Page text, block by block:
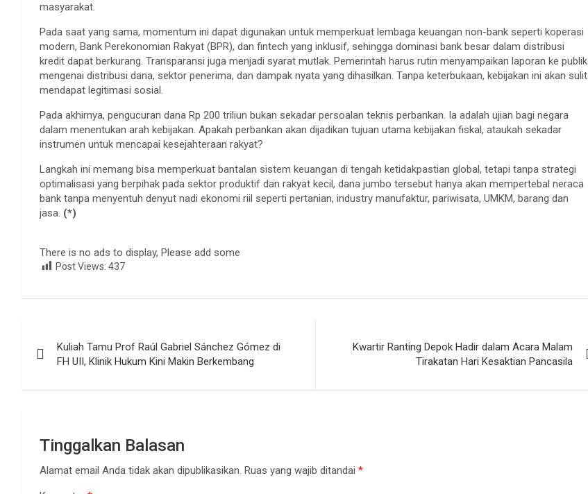
masyarakat.
Pada saat yang sama, momentum ini dapat digunakan untuk memperkuat lembaga keuangan non-bank seperti koperasi
modern, Bank Perekonomian Rakyat (BPR), dan fintech yang inklusif, sehingga dominasi bank besar dalam distribusi
kredit dapat berkurang. Transparansi juga menjadi syarat mutlak. Pemerintah harus rutin menyampaikan laporan ke publik
mengenai distribusi dana, sektor penerima, dan dampak nyata yang dihasilkan. Tanpa keterbukaan, kebijakan ini akan sulit
mendapat legitimasi sosial.
Pada akhirnya, pengucuran dana Rp 200 triliun bukan sekadar persoalan teknis perbankan. Ia adalah ujian bagi negara
dalam menentukan arah kebijakan. Apakah perbankan akan dijadikan tujuan utama kebijakan fiskal, ataukah sekadar
instrumen untuk mencapai kesejahteraan rakyat?
Langkah ini memang bisa memperkuat bantalan sistem keuangan di tengah ketidakpastian global, tetapi tanpa strategi
optimalisasi yang berpihak pada sektor produktif dan rakyat kecil, dana jumbo tersebut hanya akan mempertebal neraca
bank tanpa menyentuh denyut nadi ekonomi riil seperti pertanian, industry manufaktur, pariwisata, UMKM, barang dan
jasa. (*)
There is no ads to display, Please add some
Post Views: 437
pos
Kuliah Tamu Prof Raúl Gabriel Sánchez Gómez di
FH UII, Klinik Hukum Kini Makin Berkembang
Kwartir Ranting Depok Hadir dalam Acara Malam
Tirakatan Hari Kesaktian Pancasila
Tinggalkan Balasan
Alamat email Anda tidak akan dipublikasikan. Ruas yang wajib ditandai *